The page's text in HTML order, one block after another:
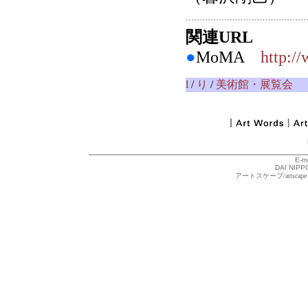
関連URL
●MoMA http://
l / り / 美術館・展覧会
E-
DAI
アートスケープ/